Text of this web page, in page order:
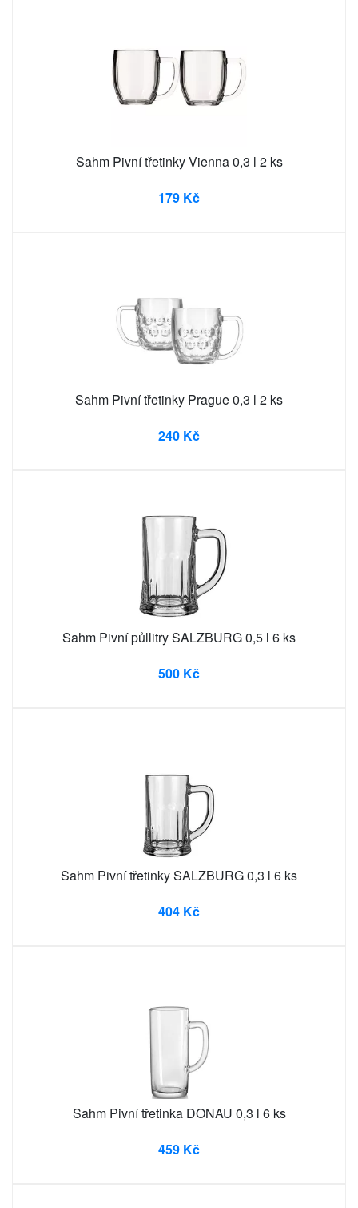
Sahm Pivní třetinky Vienna 0,3 l 2 ks
179 Kč
Sahm Pivní třetinky Prague 0,3 l 2 ks
240 Kč
Sahm Pivní půllitry SALZBURG 0,5 l 6 ks
500 Kč
Sahm Pivní třetinky SALZBURG 0,3 l 6 ks
404 Kč
Sahm Pivní třetinka DONAU 0,3 l 6 ks
459 Kč